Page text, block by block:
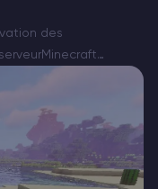
des
de jeu en
la position exacte